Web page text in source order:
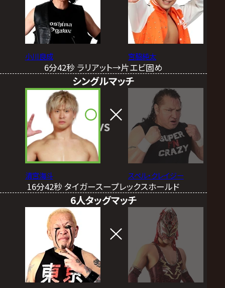
小川良成 宮脇純太
6分42秒 ラリアット→片エビ固め
シングルマッチ
清宮海斗
VS
スペル・クレイジー
16分42秒 タイガースープレックスホールド
6人タッグマッチ